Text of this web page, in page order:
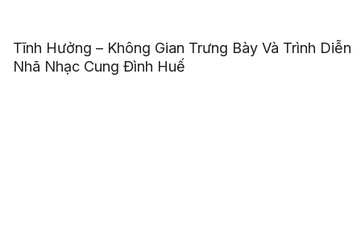
Tĩnh Hưởng – Không Gian Trưng Bày Và Trình Diễn
Nhã Nhạc Cung Đình Huế